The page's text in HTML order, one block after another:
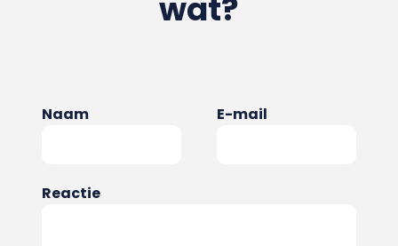
wat?
Naam E-mail
Reactie